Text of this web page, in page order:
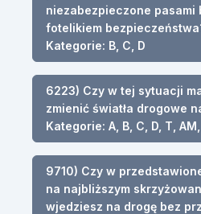
niezabezpieczone pasami
fotelikiem
Kategorie: B, C, D
6223) Czy w tej sytuacji
zmienić światła drogowe
Kategorie: A, B, C, D, T, AM,
9710) Czy w
na najbliższym
wjedziesz na drogę bez